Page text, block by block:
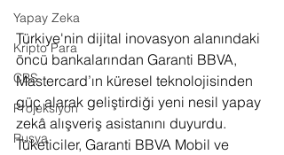
Yapay Zeka
Kripto Para
CBS
Projeksiyon
Rusya
Türkiye'nin dijital inovasyon alanındaki
öncü bankalarından Garanti BBVA,
Mastercard’ın küresel teknolojisinden
güç alarak geliştirdiği yeni nesil yapay
zekâ alışveriş asistanını duyurdu.
Tüketiciler, Garanti BBVA Mobil ve